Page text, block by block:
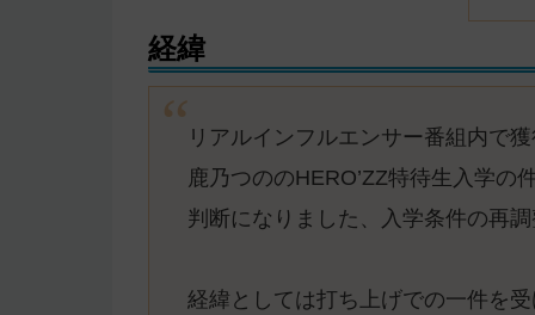
経緯
リアルインフルエンサー番組内で
鹿乃つののHERO’ZZ特待生入学の
判断になりました、入学条件の再
経緯としては打ち上げでの一件を